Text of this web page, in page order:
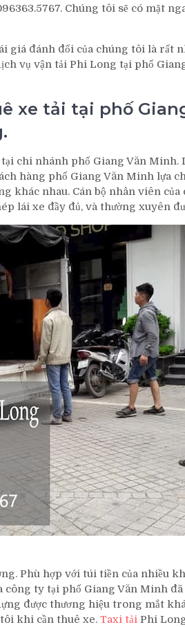
Chúng tôi sẽ có mặt
giá đánh đổi của chúng tôi là rất
vụ vận tải Phi Long tại phố
xe tải tại phố
chi nhánh phố Giang Văn Minh.
hàng phố Giang Văn Minh lựa
khác nhau. Cán bộ nhân viên
lái xe đầy đủ, và thường xuyên
Phù hợp với túi tiền của nhiều
công ty tại phố Giang Văn Minh
được thương hiệu trong mắt
khi cần thuê xe. Taxi tải Phi